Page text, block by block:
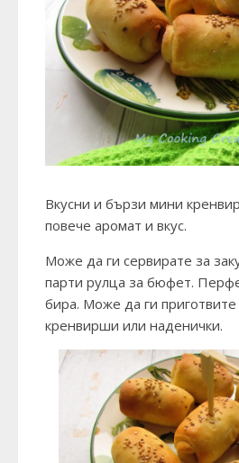
Вкусни и бързи мини
повече аромат и вкус.
Може да ги сервирате за
парти рулца за бюфет.
бира. Може да ги приготвите
кренвирши или наденички.